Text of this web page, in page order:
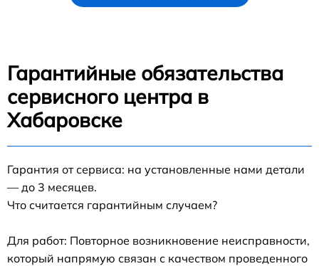
Гарантийные обязательства
сервисного центра в
Хабаровске
Гарантия от сервиса: на установленные нами детали
— до 3 месяцев.
Что считается гарантийным случаем?
Для работ: Повторное возникновение неисправности,
который напрямую связан с качеством проведенного